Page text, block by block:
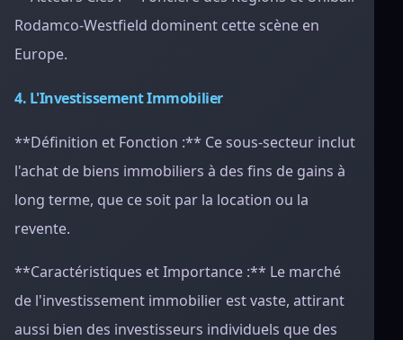
Rodamco-Westfield dominent cette scène en
Europe.
4. L'Investissement Immobilier
**Définition et Fonction :** Ce sous-secteur inclut
l'achat de biens immobiliers à des fins de gains à
long terme, que ce soit par la location ou la
revente.
**Caractéristiques et Importance :** Le marché
de l'investissement immobilier est vaste, attirant
aussi bien des investisseurs individuels que des